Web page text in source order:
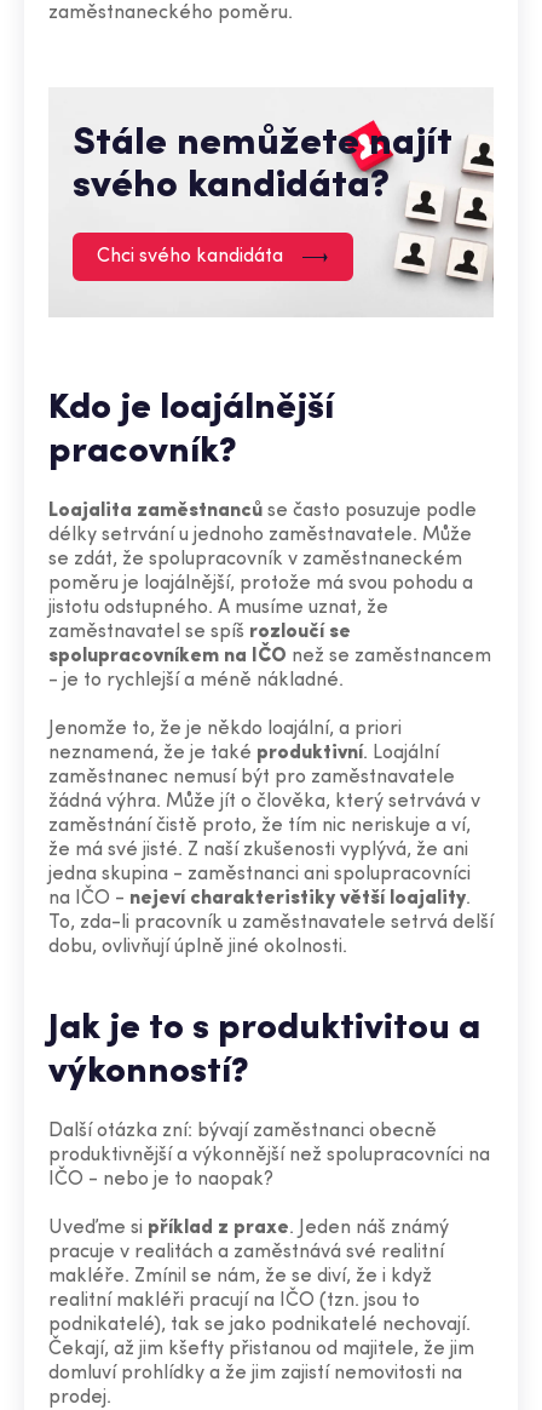
zaměstnaneckého poměru.
Stále nemůžete najít
svého kandidáta?
Chci svého kandidáta
Kdo je loajálnější
pracovník?
Loajalita zaměstnanců se často posuzuje podle
délky setrvání u jednoho zaměstnavatele. Může
se zdát, že spolupracovník v zaměstnaneckém
poměru je loajálnější, protože má svou pohodu a
jistotu odstupného. A musíme uznat, že
zaměstnavatel se spíš rozloučí se
spolupracovníkem na IČO než se zaměstnancem
- je to rychlejší a méně nákladné.
Jenomže to, že je někdo loajální, a priori
neznamená, že je také produktivní. Loajální
zaměstnanec nemusí být pro zaměstnavatele
žádná výhra. Může jít o člověka, který setrvává v
zaměstnání čistě proto, že tím nic neriskuje a ví,
že má své jisté. Z naší zkušenosti vyplývá, že ani
jedna skupina - zaměstnanci ani spolupracovníci
na IČO - nejeví charakteristiky větší loajality.
To, zda-li pracovník u zaměstnavatele setrvá delší
dobu, ovlivňují úplně jiné okolnosti.
Jak je to s produktivitou a
výkonností?
Další otázka zní: bývají zaměstnanci obecně
produktivnější a výkonnější než spolupracovníci na
IČO - nebo je to naopak?
Uveďme si příklad z praxe. Jeden náš známý
pracuje v realitách a zaměstnává své realitní
makléře. Zmínil se nám, že se diví, že i když
realitní makléři pracují na IČO (tzn. jsou to
podnikatelé), tak se jako podnikatelé nechovají.
Čekají, až jim kšefty přistanou od majitele, že jim
domluví prohlídky a že jim zajistí nemovitosti na
prodej.